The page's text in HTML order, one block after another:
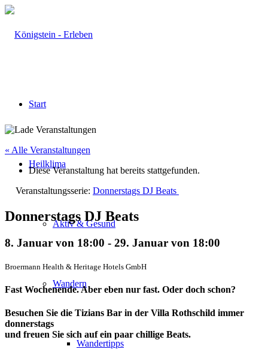
Start
Heilklima
Aktiv & Gesund
Wandern
Wandertipps
« Alle Veranstaltungen
Diese Veranstaltung hat bereits stattgefunden.
Veranstaltungsserie: Donnerstags DJ Beats
Donnerstags DJ Beats
8. Januar von 18:00 - 29. Januar von 18:00
Broermann Health & Heritage Hotels GmbH
Fast Wochenende. Aber eben nur fast. Oder doch schon?
Besuchen Sie die Tizians Bar in der Villa Rothschild immer
donnerstags
und freuen Sie sich auf ein paar chillige Beats.